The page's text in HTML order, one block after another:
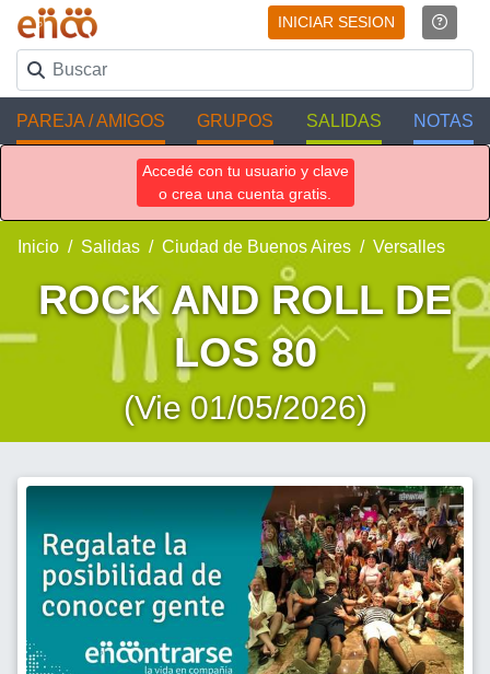
INICIAR SESION
PAREJA / AMIGOS GRUPOS SALIDAS NOTAS
Accedé con tu usuario y clave
o crea una cuenta gratis.
Inicio Salidas Ciudad de Buenos Aires Versalles
ROCK AND ROLL DE
LOS 80
(Vie 01/05/2026)